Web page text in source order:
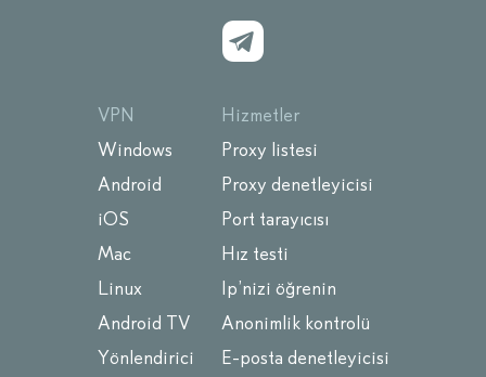
VPN
Windows
Android
iOS
Mac
Linux
Android TV
Yönlendirici
Hizmetler
Proxy listesi
Proxy denetleyicisi
Port tarayıcısı
Hız testi
Ip’nizi öğrenin
Anonimlik kontrolü
E-posta denetleyicisi